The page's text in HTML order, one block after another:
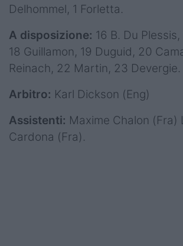
Delhommel, 1 Forletta.
A disposizione: 16 B. Du
18 Guillamon, 19 Duguid, 20
Reinach, 22 Martin, 23 Devergie.
Arbitro: Karl Dickson (Eng)
Assistenti: Maxime Chalon (Fra)
Cardona (Fra).